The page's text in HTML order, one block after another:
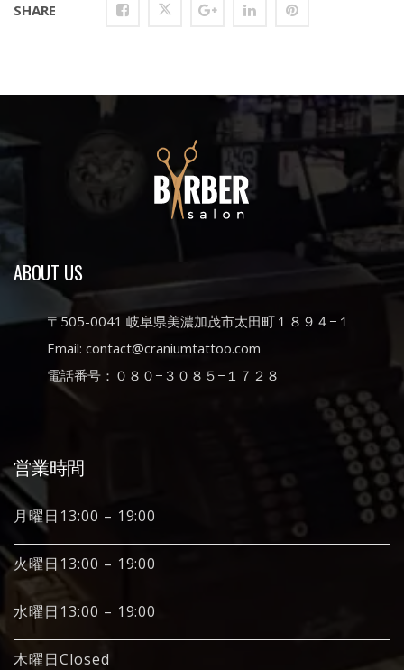
SHARE
ABOUT US
〒505-0041 岐阜県美濃加茂市太田町１８９４−１
Email: contact@craniumtattoo.com
電話番号：０８０−３０８５−１７２８
営業時間
月曜日13:00 – 19:00
火曜日13:00 – 19:00
水曜日13:00 – 19:00
木曜日Closed